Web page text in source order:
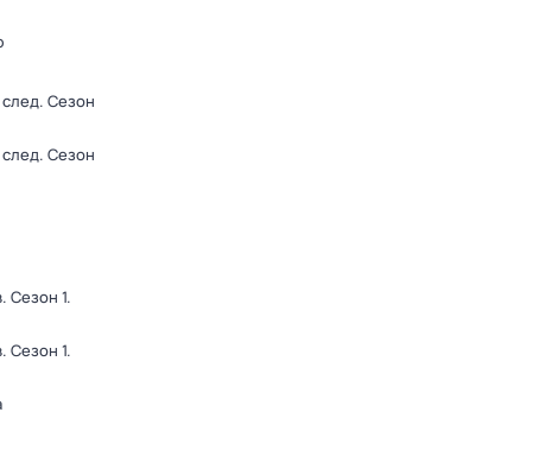
. Сезон
. Сезон
. Сезон 1.
. Сезон 1.